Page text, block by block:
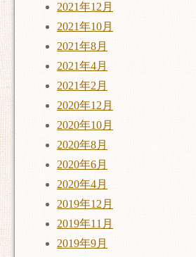
2021年12月
2021年10月
2021年8月
2021年4月
2021年2月
2020年12月
2020年10月
2020年8月
2020年6月
2020年4月
2019年12月
2019年11月
2019年9月